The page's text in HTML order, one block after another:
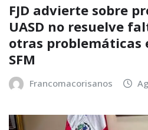
FJD advierte sobre
UASD no resuelve
otras problemáticas
SFM
Francomacorisanos